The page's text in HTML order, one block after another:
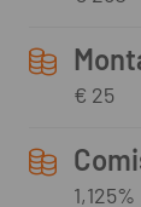
€ 25
1,125%